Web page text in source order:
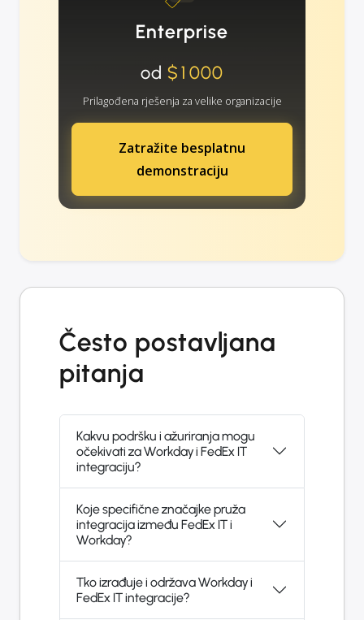
Enterprise
od $1000
Prilagođena rješenja za velike organizacije
Zatražite besplatnu
demonstraciju
Često postavljana
pitanja
Kakvu podršku i ažuriranja mogu
očekivati za Workday i FedEx IT
integraciju?
Koje specifične značajke pruža
integracija između FedEx IT i
Workday?
Tko izrađuje i održava Workday i
FedEx IT integracije?